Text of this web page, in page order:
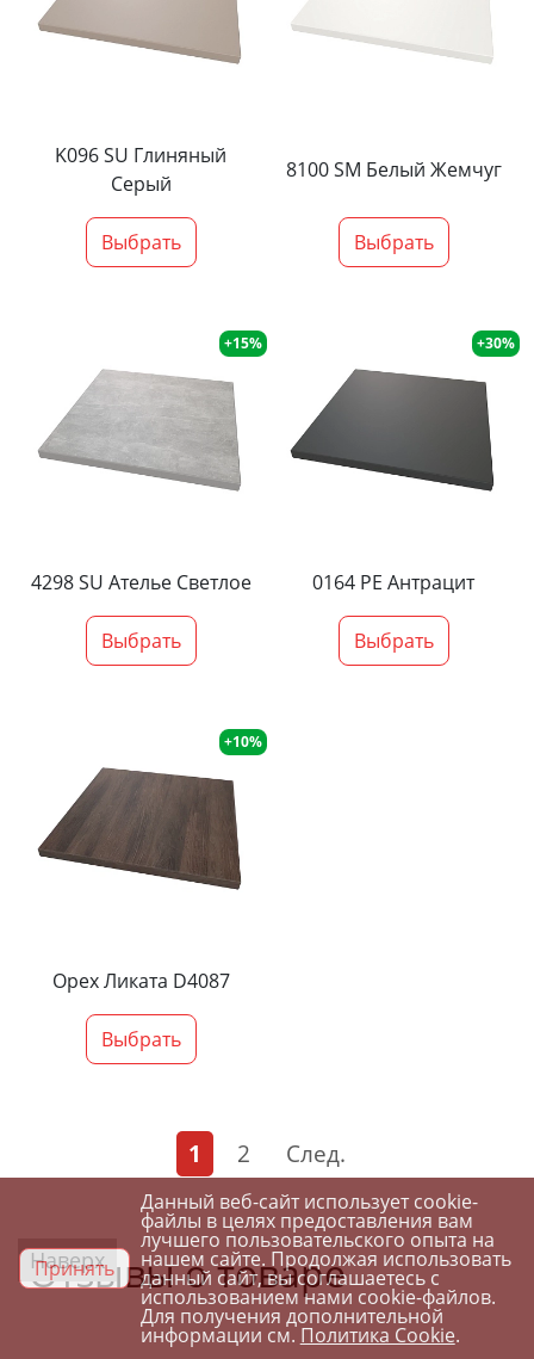
K096 SU Глиняный
Серый
Выбрать
8100 SM Белый Жемчуг
Выбрать
+15%
4298 SU Ателье Светлое
Выбрать
+30%
0164 PE Антрацит
Выбрать
+10%
Орех Ликата D4087
Выбрать
1 2 След.
Отзывы о товаре
Наверх
Принять
Данный веб-сайт использует cookie-
файлы в целях предоставления вам
лучшего пользовательского опыта на
нашем сайте. Продолжая использовать
данный сайт, вы соглашаетесь с
использованием нами cookie-файлов.
Для получения дополнительной
информации см.Политика Cookie.